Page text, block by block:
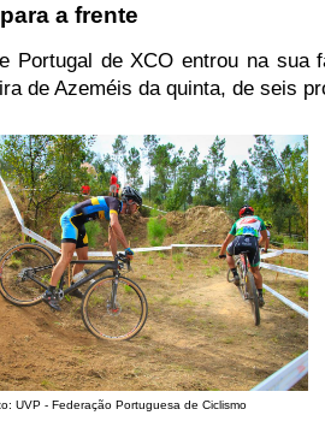
a frente
Portugal de XCO entrou na sua
de Azeméis da quinta, de seis
UVP - Federação Portuguesa de Ciclismo